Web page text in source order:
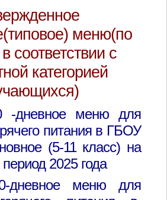
меню(по
соответствии с
категорией
-дневное меню для
питания в ГБОУ
(5-11 класс) на
2025 года
дневное меню для